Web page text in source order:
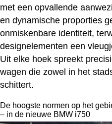
met een opvallende
en dynamische proporties
onmiskenbare identiteit,
designelementen een
Uit elke hoek spreekt
wagen die zowel in het
schittert.
De hoogste normen op het
– in de nieuwe BMW i750